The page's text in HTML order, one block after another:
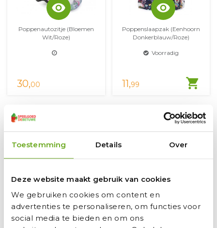
Toestemming Details Over
Deze website maakt gebruik van cookies
We gebruiken cookies om content en
advertenties te personaliseren, om functies voor
social media te bieden en om ons
visibility
Poppenautozitje (bloemen
Wit/roze)
30,00
visibility
shopping_cart
Poppenslaapzak (eenhoorn
Donkerblauw/roze)
Voorradig
11,99
Bayer Chic speelgoed |
SpeelgoedDeBetuwe.nl
Bayer Chic 2000 is een merk wat hoort bij het
Duitse bedrijf Bayer. Het speelgoed wat onder dit